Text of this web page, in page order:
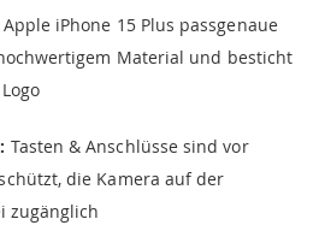
iPhone 15 Plus passgenaue
Material und besticht
Tasten & Anschlüsse sind vor
die Kamera auf der
zugänglich